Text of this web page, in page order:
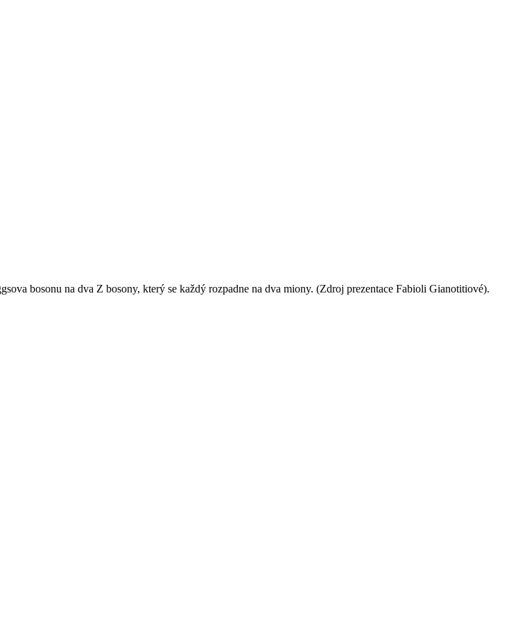
bosonu na dva Z bosony, který se každý rozpadne na dva miony. (Zdroj prezentace Fabioli Gianotitiové).